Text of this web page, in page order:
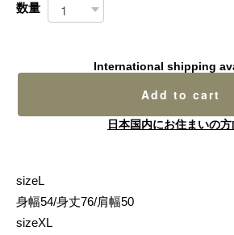
数量
International shipping
Add to cart
日本国内にお住まいの
sizeL
身幅54/身丈76/肩幅50
sizeXL